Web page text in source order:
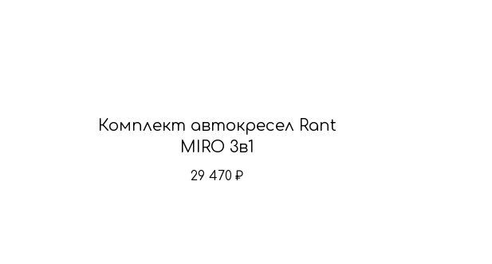
Комплект автокресел Rant
MIRO 3в1
29 470 ₽